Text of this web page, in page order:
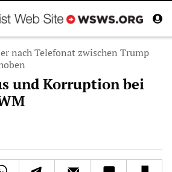
nach Telefonat zwischen Trump
und Korruption bei